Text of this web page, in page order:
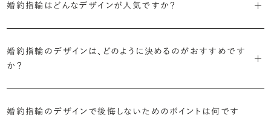
Ring（エンゲージメントリング）と呼ばれます。
リリアンスプラスでも不動の人気を誇ります。
婚約指輪はどんなデザインが人気ですか？
に留めた王道のデザイン「ソリティア」です。
婚約指輪のデザインは、どのように決めるのがおすすめです
か？
す。
婚約指輪のデザインで後悔しないためのポイントは何です